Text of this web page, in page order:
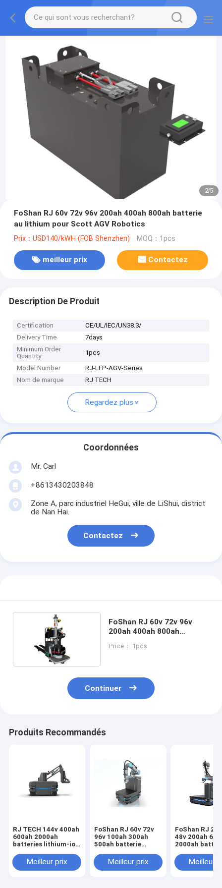
2/5
FoShan RJ 60v 72v 96v 200ah 400ah 800ah batterie
au lithium pour Scott AGV Robotics
Prix：USD140/kWH (FOB Shenzhen) MOQ：1pcs
meilleur prix Contactez
Description De Produit
Certification
CE/UL/IEC/UN38.3/
Delivery Time
7days
Minimum Order
Quantity
1pcs
Model Number
RJ-LFP-AGV-Series
Nom de marque
RJ TECH
Regardez plus
Coordonnées
Mr. Carl
+8613430203848
Zone A, parc industriel HeGui, ville de LiShui, district
de Nan Hai.
Contactez
FoShan RJ 60v 72v 96v
200ah 400ah 800ah
Scott AGV Robotics
Price： 1pcs
Continuer
Produits Recommandés
RJ TECH 144v 400ah
600ah 2000ah
batteries lithium-ion
guidage
automatique MiR
Meilleur prix
FoShan RJ 60v 72v
96v 100ah 300ah
500ah batterie
AGV logistique
Meilleur prix
FoShan RJ
48v 200ah
2000ah
véhicules
MiR AGV
Meilleur